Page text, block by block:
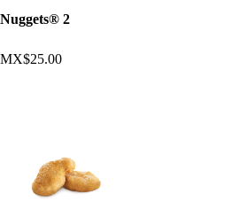
Nuggets® 2
MX$25.00